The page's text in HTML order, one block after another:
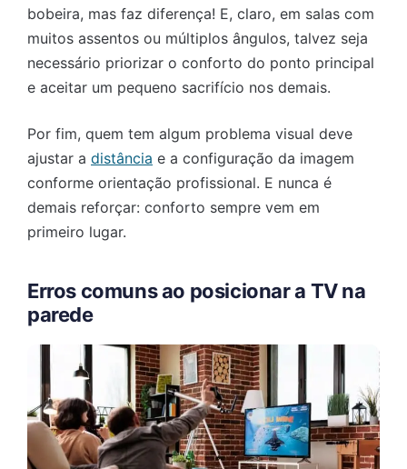
bobeira, mas faz diferença! E, claro, em salas com
muitos assentos ou múltiplos ângulos, talvez seja
necessário priorizar o conforto do ponto principal
e aceitar um pequeno sacrifício nos demais.
Por fim, quem tem algum problema visual deve
ajustar a distância e a configuração da imagem
conforme orientação profissional. E nunca é
demais reforçar: conforto sempre vem em
primeiro lugar.
Erros comuns ao posicionar a TV na
parede